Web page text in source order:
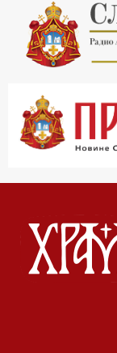
21.03 Господ над
22.03 Црквена
23.00 Питања и
00.03 Црквена
01.03 Живе речи
*најважније